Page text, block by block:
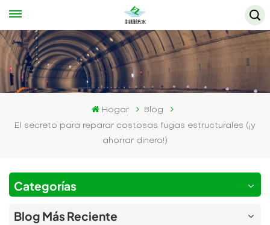
Hogar
Blog
El secreto para reparar costosas fugas estructurales (¡y
ahorrar dinero!)
Categorías
Blog Más Reciente